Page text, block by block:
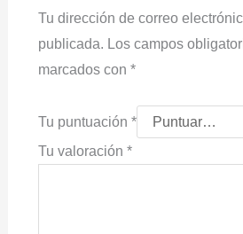
Tu dirección de correo
publicada. Los campos
marcados con *
Tu puntuación *
Tu valoración *